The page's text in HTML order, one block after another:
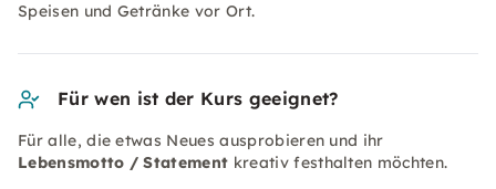
Speisen und Getränke vor Ort.
Für wen ist der Kurs geeignet?
Für alle, die etwas Neues ausprobieren und ihr
Lebensmotto / Statement kreativ festhalten möchten.